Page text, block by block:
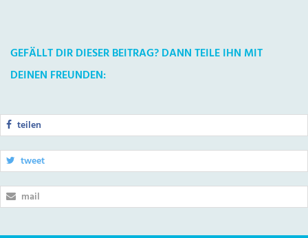
GEFÄLLT DIR DIESER BEITRAG? DANN TEILE IHN MIT
DEINEN FREUNDEN:
teilen
tweet
mail